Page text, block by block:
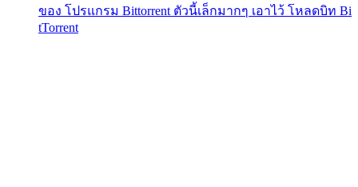
ของ โปรแกรม Bittorrent ตัวนี้เล็กมากๆ เอาไว้ โหลดบิท Bi
tTorrent